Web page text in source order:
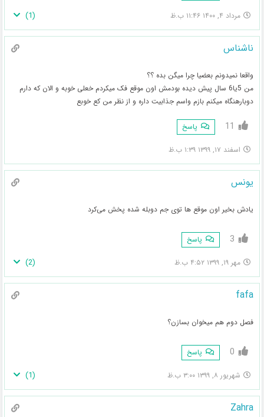
مرداد ۴, ۱۴۰۰ ۱۱:۴۶ ب.ظ (
1
)
ناشناس
واقعا نمیدونم بعضیا چرا میگن بده ؟؟
من 5یا6 سال پیش دیده بودمش اون موقع فک میکردم خعلی خوبه و الان که دارم
دوبارهنگاه میکنم بازم واسم جذابیت داره و از نظر من کع خوبع
11 پاسخ
اسفند ۱۷, ۱۳۹۹ ۱:۳۹ ب.ظ
یونس
یادش بخیر اون موقع ها توی جم دوبله شده پخش می‌کرد
3 پاسخ
مهر ۱۹, ۱۳۹۹ ۴:۵۲ ب.ظ (
2
)
fafa
فصل دوم هم میخوان بسازن؟
0 پاسخ
شهریور ۸, ۱۳۹۹ ۳:۰۰ ب.ظ (
1
)
Zahra